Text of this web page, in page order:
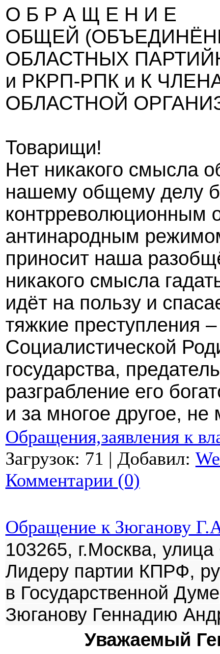
О Б Р А Щ Е Н И Е
ОБЩЕЙ
ОБЛАСТНЫХ
и РКРП-РПК и К
ОБЛАСТНОЙ
Товарищи!
Нет никакого смысла
нашему общему делу
контрреволюционным
антинародным
приносит наша
никакого смысла
идёт на пользу и
тяжкие преступления
Социалистической
государства,
разграбление его
и за многое другое,
Обращения,заявления к
Загрузок: 71 | Добавил:
Комментарии (0)
Обращение к Зюганову
103265, г.Москва,
Лидеру партии КПРФ,
в Государственной Думе
Зюганову Геннадию
Уважаемый